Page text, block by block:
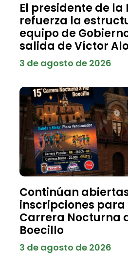
El presidente de
refuerza la
equipo de
salida de Víctor
3 de agosto de 2026
Continúan
inscripciones para
Carrera Nocturna
Boecillo
3 de agosto de 2026